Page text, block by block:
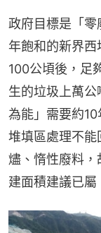
政府目標是「
年飽和的新界
100公頃後，足
生的垃圾上萬
為能」需要約
堆填區處理不
燼、惰性廢料
建面積建議已屬